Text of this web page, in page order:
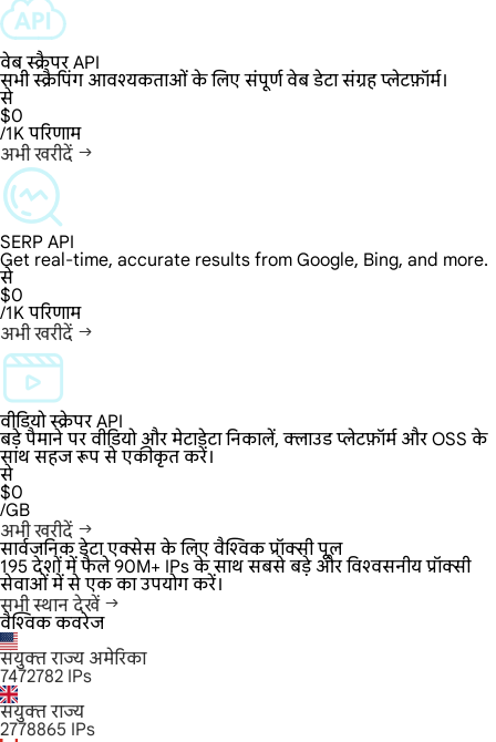
वेब स्क्रैपर API
सभी स्क्रैपिंग आवश्यकताओं के लिए संपूर्ण वेब डेटा संग्रह प्लेटफ़ॉर्म।
से
$0
/1K परिणाम
अभी खरीदें
SERP API
Get real-time, accurate results from Google, Bing, and more.
से
$0
/1K परिणाम
अभी खरीदें
वीडियो स्क्रेपर API
बड़े पैमाने पर वीडियो और मेटाडेटा निकालें, क्लाउड प्लेटफ़ॉर्म और OSS के
साथ सहज रूप से एकीकृत करें।
से
$0
/GB
अभी खरीदें
सार्वजनिक डेटा एक्सेस के लिए वैश्विक प्रॉक्सी पूल
195 देशों में फैले 90M+ IPs के साथ सबसे बड़े और विश्वसनीय प्रॉक्सी
सेवाओं में से एक का उपयोग करें।
सभी स्थान देखें
वैश्विक कवरेज
संयुक्त राज्य अमेरिका
7472782 IPs
संयुक्त राज्य
2778865 IPs